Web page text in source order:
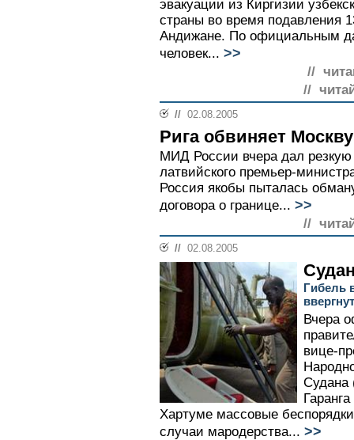
эвакуации из Киргизии
страны во время подавления
Андижане. По официальным
человек... >>
//
//
// 02.08.2005
Рига обвиняет
МИД России вчера дал
латвийского премьер-
Россия якобы пыталась
договора о границе... >>
//
// 02.08.2005
Гибель
Вчера
вице-
Судана
Хартуме массовые
случаи мародерства... >>